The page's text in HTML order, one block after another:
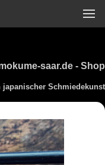
saar.de - Shop
japanischer Schmiedekunst